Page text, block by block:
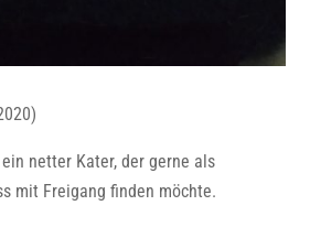
netter Kater, der gerne als
mit Freigang finden möchte.